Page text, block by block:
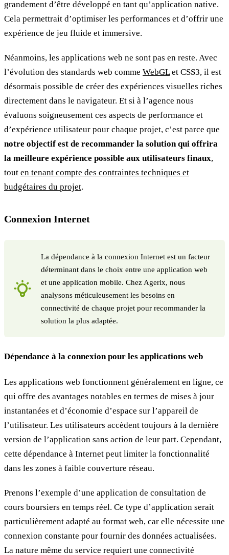
grandement d’être développé en tant qu’application native.
Cela permettrait d’optimiser les performances et d’offrir une
expérience de jeu fluide et immersive.
Néanmoins, les applications web ne sont pas en reste. Avec
l’évolution des standards web comme WebGLet CSS3, il est
désormais possible de créer des expériences visuelles riches
directement dans le navigateur. Et si à l’agence nous
évaluons soigneusement ces aspects de performance et
d’expérience utilisateur pour chaque projet, c’est parce que
notre objectif est de recommander la solution qui offrira
la meilleure expérience possible aux utilisateurs finaux,
tout en tenant compte des contraintes techniques et
budgétaires du projet.
Connexion Internet
La dépendance à la connexion Internet est un facteur
déterminant dans le choix entre une application web
et une application mobile. Chez Agerix, nous
analysons méticuleusement les besoins en
connectivité de chaque projet pour recommander la
solution la plus adaptée.
Dépendance à la connexion pour les applications web
Les applications web fonctionnent généralement en ligne, ce
qui offre des avantages notables en termes de mises à jour
instantanées et d’économie d’espace sur l’appareil de
l’utilisateur. Les utilisateurs accèdent toujours à la dernière
version de l’application sans action de leur part. Cependant,
cette dépendance à Internet peut limiter la fonctionnalité
dans les zones à faible couverture réseau.
Prenons l’exemple d’une application de consultation de
cours boursiers en temps réel. Ce type d’application serait
particulièrement adapté au format web, car elle nécessite une
connexion constante pour fournir des données actualisées.
La nature même du service requiert une connectivité